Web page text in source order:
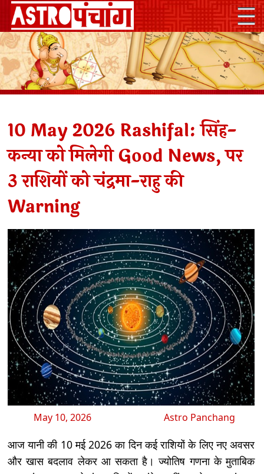
10 May 2026 Rashifal: सिंह-
कन्या को मिलेगी Good News, पर
3 राशियों को चंद्रमा-राहु की
Warning
May 10, 2026 Astro Panchang
आज यानी की 10 मई 2026 का दिन कई राशियों के लिए नए अवसर
और खास बदलाव लेकर आ सकता है। ज्योतिष गणना के मुताबिक